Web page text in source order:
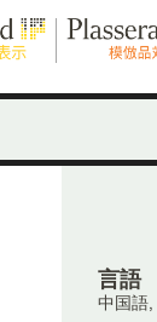
言語
中国語,